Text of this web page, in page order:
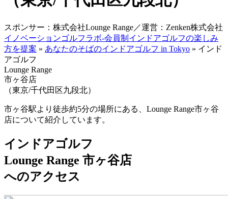
スポンサー：株式会社Lounge Range／運営：Zenken株式会社
イノベーションゴルフラボ-会員制インドアゴルフの楽しみ
方を提案 » あなたのそばのインドアゴルフ in Tokyo » インド
アゴルフ
Lounge Range
市ヶ谷店
（東京/千代田区九段北）
市ヶ谷駅より徒歩約5分の場所にある、Lounge Range市ヶ谷
店について紹介しています。
インドアゴルフ
Lounge Range 市ヶ谷店
へのアクセス